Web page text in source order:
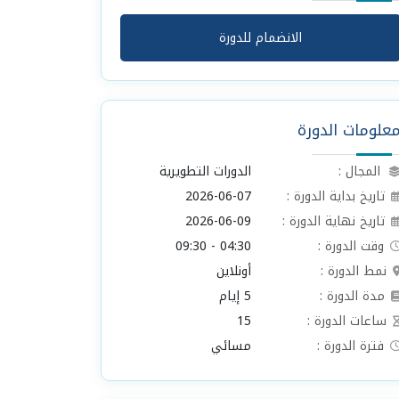
الانضمام للدورة
الدورة
المجال :
الدورات التطويرية
تاريخ بداية الدورة :
2026-06-07
تاريخ نهاية الدورة :
2026-06-09
وقت الدورة :
04:30 - 09:30
نمط الدورة :
أونلاين
مدة الدورة :
5 إيام
ساعات الدورة :
15
فترة الدورة :
مسائي